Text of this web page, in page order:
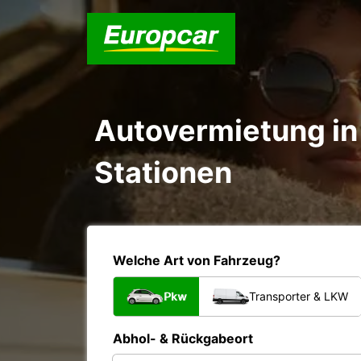
Autovermietung
Stationen
Welche Art von Fahrzeug?
Pkw Transporter & LKW
Abhol- & Rückgabeort